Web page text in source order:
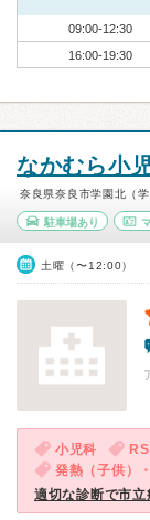
09:00-12:30
16:00-19:30
なかむら小
奈良県奈良市学園北（学
駐車場あり
土曜（〜12:00）
小児科
発熱（子供）
適切な診断で市立